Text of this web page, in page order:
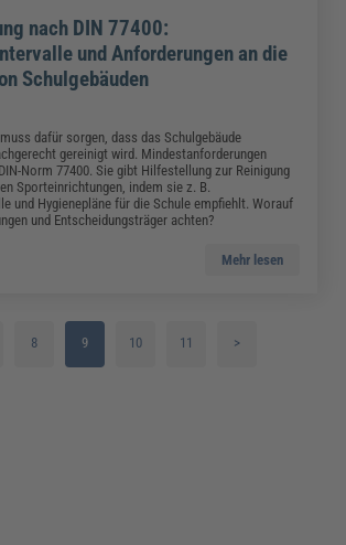
nach DIN 77400:
und Anforderungen an die
Schulgebäuden
dafür sorgen, dass das Schulgebäude
gereinigt wird. Mindestanforderungen
Norm 77400. Sie gibt Hilfestellung zur Reinigung
Sporteinrichtungen, indem sie z. B.
und Hygienepläne für die Schule empfiehlt. Worauf
und Entscheidungsträger achten?
Mehr lesen
8 9 10 11 >